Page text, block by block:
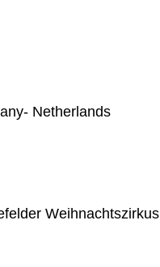
Netherlands
Weihnachtszirkus